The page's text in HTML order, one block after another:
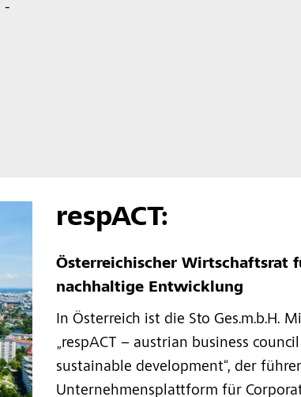
-
respACT:
Österreichischer Wirtschaftsrat
nachhaltige Entwicklung
In Österreich ist die Sto Ges.m.b.H.
„respACT – austrian business
sustainable development“, der
Unternehmensplattform für